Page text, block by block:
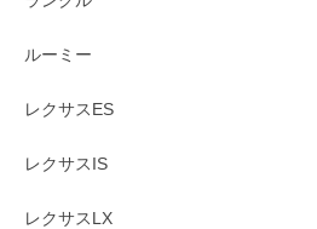
ルーミー
レクサスES
レクサスIS
レクサスLX